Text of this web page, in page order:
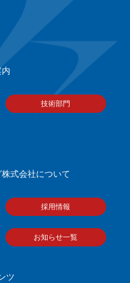
技術部門
式会社について
採用情報
お知らせ一覧
ツ